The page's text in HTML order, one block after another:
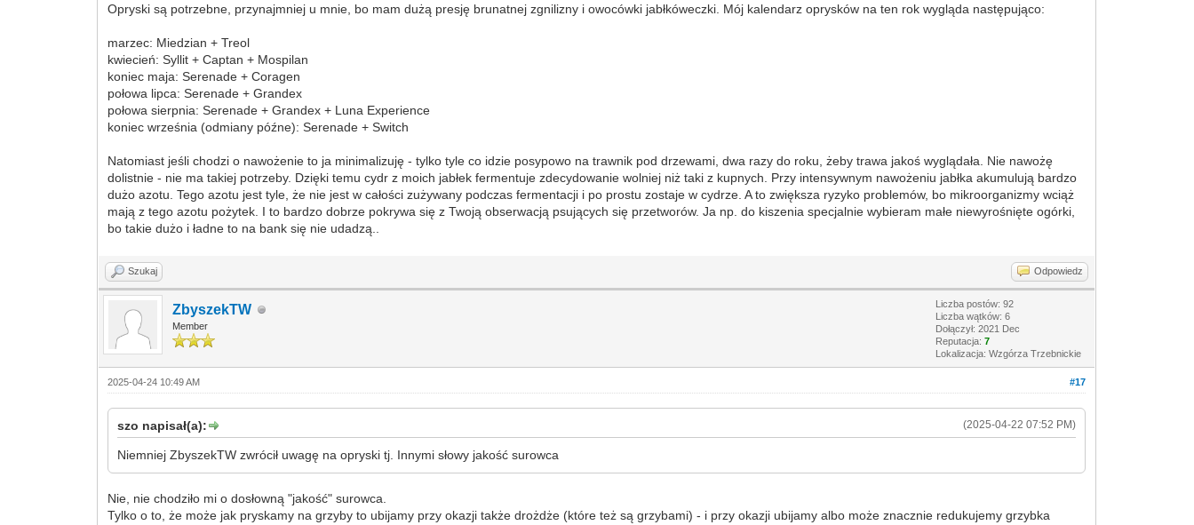
Opryski są potrzebne, przynajmniej u mnie, bo mam dużą presję brunatnej zgnilizny i owocówki jabłkóweczki. Mój kalendarz oprysków na ten rok wygląda następująco:
marzec: Miedzian + Treol
kwiecień: Syllit + Captan + Mospilan
koniec maja: Serenade + Coragen
połowa lipca: Serenade + Grandex
połowa sierpnia: Serenade + Grandex + Luna Experience
koniec września (odmiany późne): Serenade + Switch
Natomiast jeśli chodzi o nawożenie to ja minimalizuję - tylko tyle co idzie posypowo na trawnik pod drzewami, dwa razy do roku, żeby trawa jakoś wyglądała. Nie nawożę
dolistnie - nie ma takiej potrzeby. Dzięki temu cydr z moich jabłek fermentuje zdecydowanie wolniej niż taki z kupnych. Przy intensywnym nawożeniu jabłka akumulują bardzo
dużo azotu. Tego azotu jest tyle, że nie jest w całości zużywany podczas fermentacji i po prostu zostaje w cydrze. A to zwiększa ryzyko problemów, bo mikroorganizmy wciąż
mają z tego azotu pożytek. I to bardzo dobrze pokrywa się z Twoją obserwacją psujących się przetworów. Ja np. do kiszenia specjalnie wybieram małe niewyrośnięte ogórki,
bo takie dużo i ładne to na bank się nie udadzą..
Szukaj Odpowiedz
ZbyszekTW
Member
Liczba postów: 92
Liczba wątków: 6
Dołączył: 2021 Dec
Reputacja:7
Lokalizacja: Wzgórza Trzebnickie
#17
2025-04-24 10:49 AM
(2025-04-22 07:52 PM)
szo napisał(a):
Niemniej ZbyszekTW zwrócił uwagę na opryski tj. Innymi słowy jakość surowca
Nie, nie chodziło mi o dosłowną "jakość" surowca.
Tylko o to, że może jak pryskamy na grzyby to ubijamy przy okazji także drożdże (które też są grzybami) - i przy okazji ubijamy albo może znacznie redukujemy grzybka